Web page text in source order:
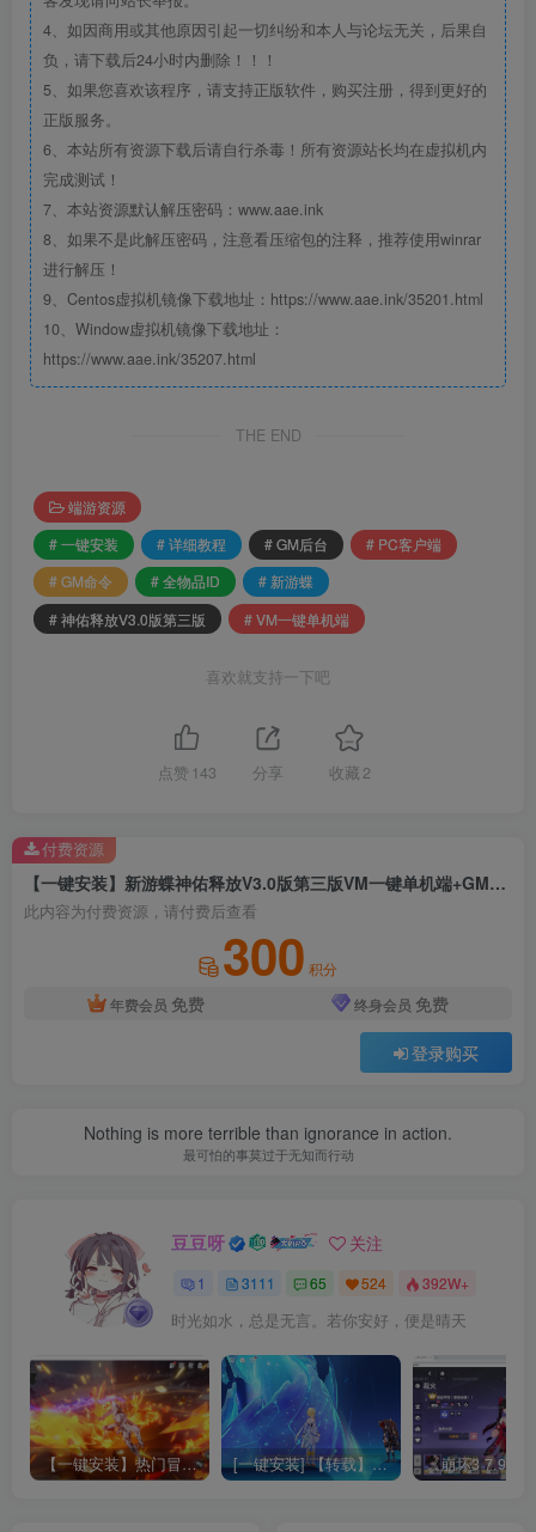
4、如因商用或其他原因引起一切纠纷和本人与论坛无关，后果自
负，请下载后24小时内删除！！！
5、如果您喜欢该程序，请支持正版软件，购买注册，得到更好的
正版服务。
6、本站所有资源下载后请自行杀毒！所有资源站长均在虚拟机内
完成测试！
7、本站资源默认解压密码：www.aae.ink
8、如果不是此解压密码，注意看压缩包的注释，推荐使用winrar
进行解压！
9、Centos虚拟机镜像下载地址：https://www.aae.ink/35201.html
10、Window虚拟机镜像下载地址：
https://www.aae.ink/35207.html
THE END
端游资源
# 一键安装
# 详细教程 # GM后台
# PC客户端
# GM命令
# 全物品ID
# 新游蝶
# 神佑释放V3.0版第三版
# VM一键单机端
喜欢就支持一下吧
点赞 143 分享 收藏 2
【一键安装】新游蝶神佑释放V3.0版第三版VM一键单机端+GM命令+全物品ID+GM后台+PC客户端+详细教程
此内容为付费资源，请付费后查看
300 积分
年费会员 免费 终身会员 免费
登录购买
付费资源
Nothing is more terrible than ignorance in action.
最可怕的事莫过于无知而行动
豆豆呀 关注
1 3111 65 524 392W+
时光如水，总是无言。若你安好，便是晴天
【一键安装】热门冒险策略类游戏崩坏：星穹铁道全新2.3版本一键端+一键代理+一键启动+免虚拟机 [一键安装] 【转载】原神3.4真端服务端+源码+配套客户端+详尽说明+GM工具+源码说明文件